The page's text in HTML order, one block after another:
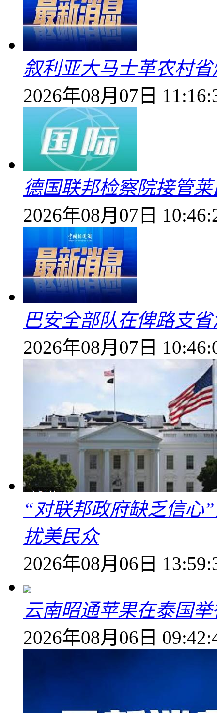
叙利亚大马士革农村
2026年08月07日
德国联邦检察院接管
2026年08月07日
巴安全部队在俾路支
2026年08月07日
“对联邦政府缺乏信心
扰美民众
2026年08月06日
云南昭通苹果在泰国
2026年08月06日